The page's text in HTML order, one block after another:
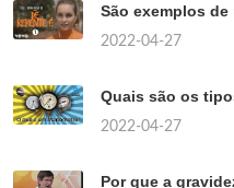
São exemplos de
2022-04-27
Quais são os
2022-04-27
Por que a